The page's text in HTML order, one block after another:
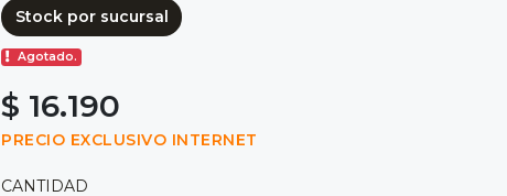
Stock por sucursal
Agotado.
$ 16.190
PRECIO EXCLUSIVO INTERNET
CANTIDAD